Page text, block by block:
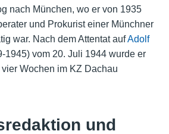
nach München, wo er von 1935
und Prokurist einer Münchner
war. Nach dem Attentat aufAdolf
1945) vom 20. Juli 1944 wurde er
Wochen im KZ Dachau
und